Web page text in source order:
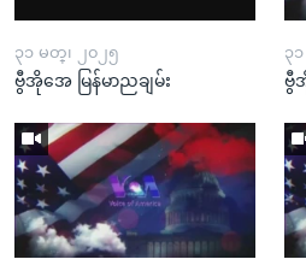
၃၁ မတ္၊ ၂၀၂၅
ဗွီအိုအေ မြန်မာညချမ်း
၃
ဗွီ